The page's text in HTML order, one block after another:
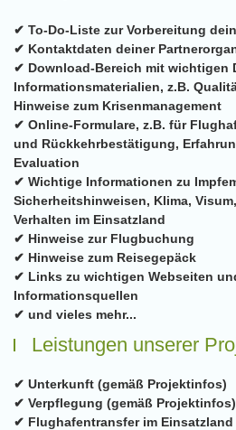
✔ To-Do-Liste zur Vorbereitung
✔ Kontaktdaten deiner
✔ Download-Bereich mit wichtigen
Informationsmaterialien, z.B.
Hinweise zum Krisenmanagement
✔ Online-Formulare, z.B. für
und Rückkehrbestätigung,
Evaluation
✔ Wichtige Informationen zu
Sicherheitshinweisen, Klima,
Verhalten im Einsatzland
✔ Hinweise zur Flugbuchung
✔ Hinweise zum Reisegepäck
✔ Links zu wichtigen Webseiten
Informationsquellen
✔ und vieles mehr...
Leistungen unserer
✔ Unterkunft (gemäß Projektinfos)
✔ Verpflegung (gemäß Projektinfos)
✔ Flughafentransfer im Einsatzland